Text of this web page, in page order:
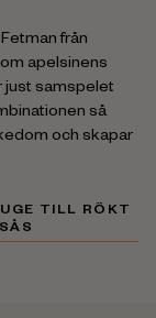
från
apelsinens
just samspelet
så
och skapar
TILL RÖKT